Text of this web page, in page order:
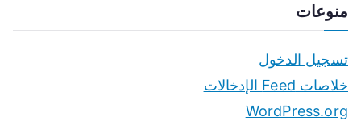
منوعات
تسجيل الدخول
خلاصات Feed الإدخالات
WordPress.org